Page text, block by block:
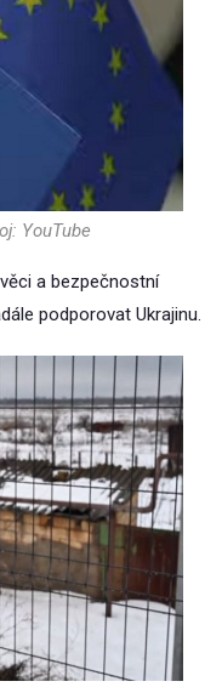
YouTube
a bezpečnostní
podporovat Ukrajinu.